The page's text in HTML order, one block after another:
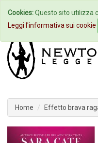
Home
Home Effetto brava
Cookies:Questo sito utilizza
Leggi l'informativa sui cookie